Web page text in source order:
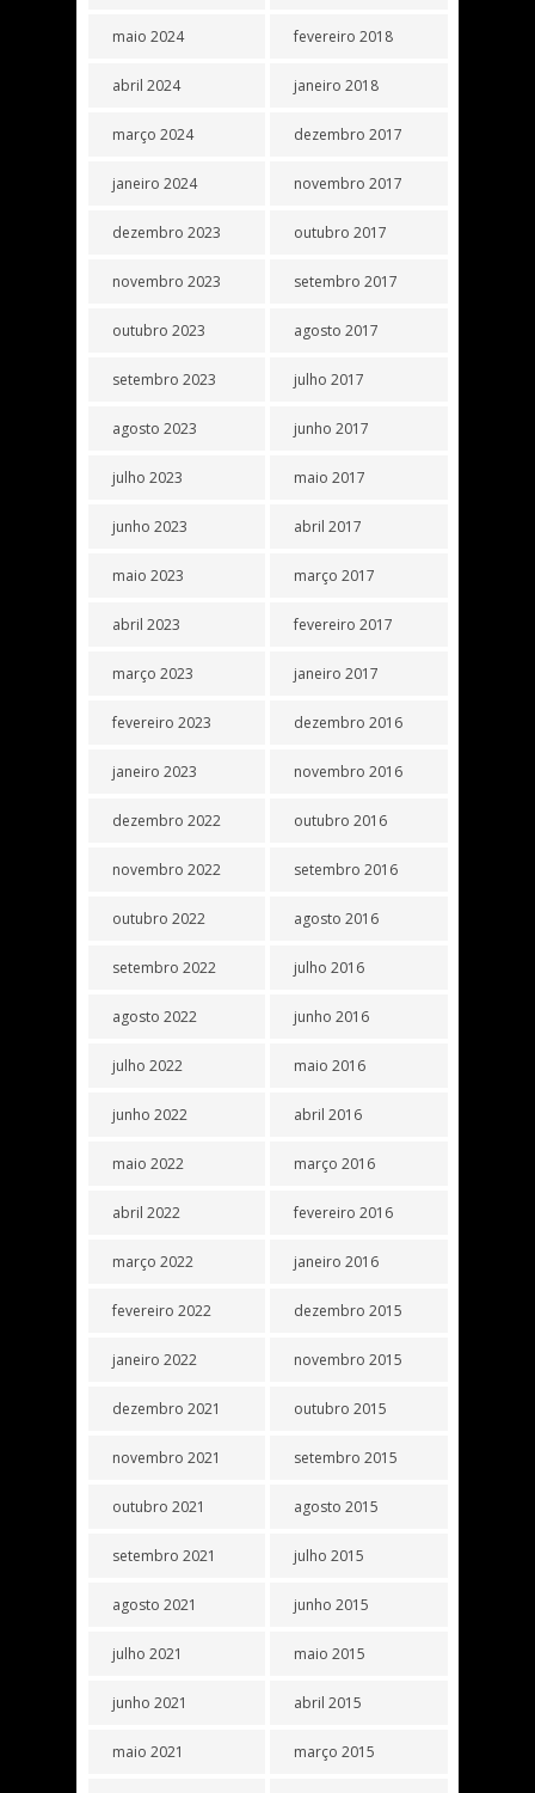
maio 2024
abril 2024
março 2024
janeiro 2024
dezembro 2023
novembro 2023
outubro 2023
setembro 2023
agosto 2023
julho 2023
junho 2023
maio 2023
abril 2023
março 2023
fevereiro 2023
janeiro 2023
dezembro 2022
novembro 2022
outubro 2022
setembro 2022
agosto 2022
julho 2022
junho 2022
maio 2022
abril 2022
março 2022
fevereiro 2022
janeiro 2022
dezembro 2021
novembro 2021
outubro 2021
setembro 2021
agosto 2021
julho 2021
junho 2021
maio 2021
fevereiro 2018
janeiro 2018
dezembro 2017
novembro 2017
outubro 2017
setembro 2017
agosto 2017
julho 2017
junho 2017
maio 2017
abril 2017
março 2017
fevereiro 2017
janeiro 2017
dezembro 2016
novembro 2016
outubro 2016
setembro 2016
agosto 2016
julho 2016
junho 2016
maio 2016
abril 2016
março 2016
fevereiro 2016
janeiro 2016
dezembro 2015
novembro 2015
outubro 2015
setembro 2015
agosto 2015
julho 2015
junho 2015
maio 2015
abril 2015
março 2015